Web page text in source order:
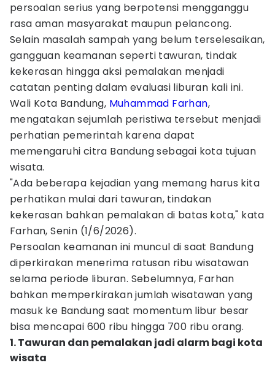
persoalan serius yang berpotensi mengganggu
rasa aman masyarakat maupun pelancong.
Selain masalah sampah yang belum terselesaikan,
gangguan keamanan seperti tawuran, tindak
kekerasan hingga aksi pemalakan menjadi
catatan penting dalam evaluasi liburan kali ini.
Wali Kota Bandung, Muhammad Farhan,
mengatakan sejumlah peristiwa tersebut menjadi
perhatian pemerintah karena dapat
memengaruhi citra Bandung sebagai kota tujuan
wisata.
"Ada beberapa kejadian yang memang harus kita
perhatikan mulai dari tawuran, tindakan
kekerasan bahkan pemalakan di batas kota," kata
Farhan, Senin (1/6/2026).
Persoalan keamanan ini muncul di saat Bandung
diperkirakan menerima ratusan ribu wisatawan
selama periode liburan. Sebelumnya, Farhan
bahkan memperkirakan jumlah wisatawan yang
masuk ke Bandung saat momentum libur besar
bisa mencapai 600 ribu hingga 700 ribu orang.
1. Tawuran dan pemalakan jadi alarm bagi kota
wisata